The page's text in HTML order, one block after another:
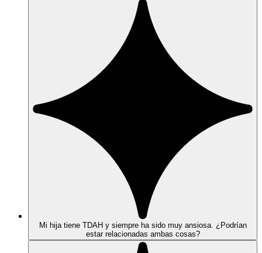
Mi hija tiene TDAH y siempre ha sido muy ansiosa. ¿Podrían
estar relacionadas ambas cosas?